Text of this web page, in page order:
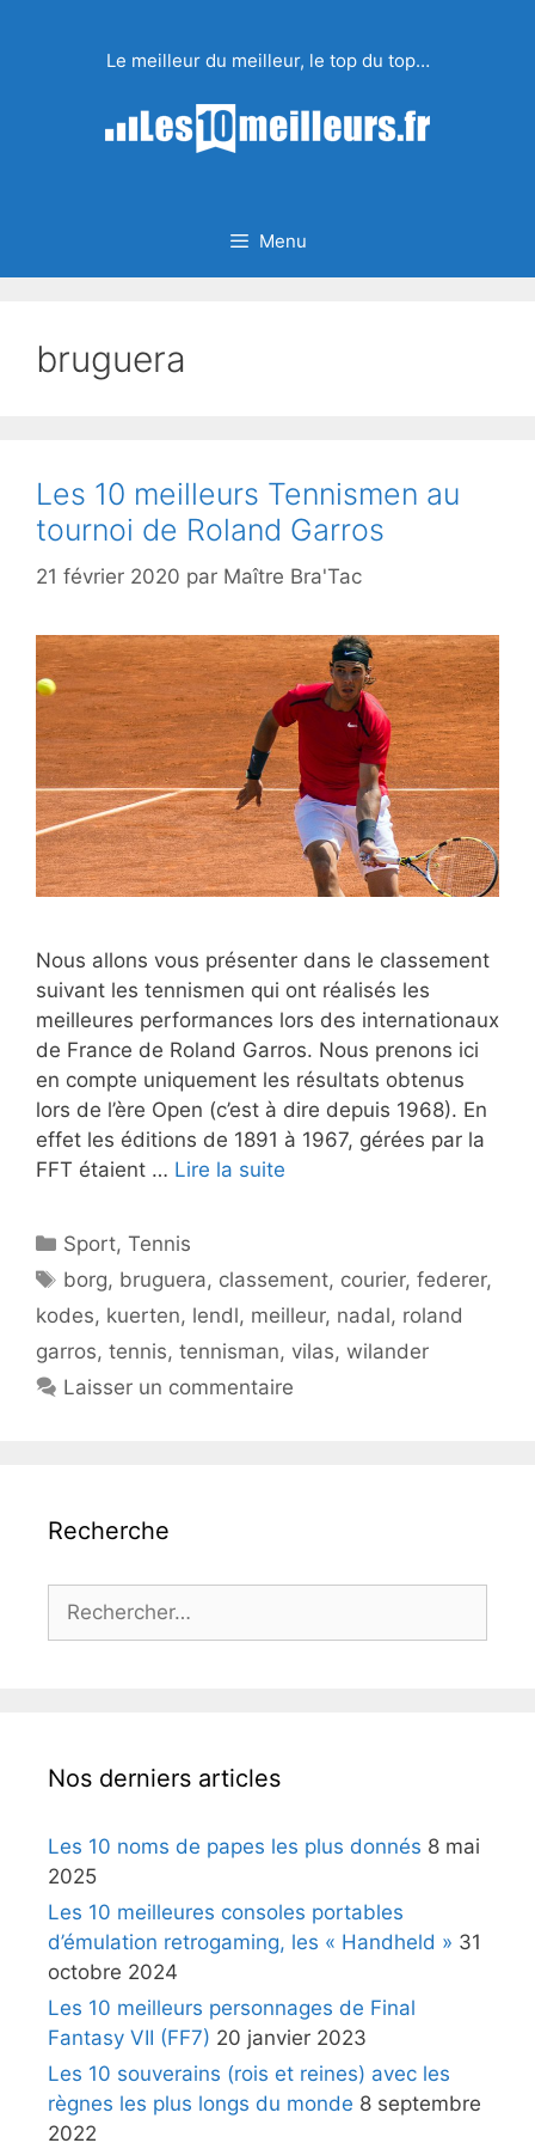
Le meilleur du meilleur, le top du top…
Menu
bruguera
Les 10 meilleurs Tennismen au
tournoi de Roland Garros
21 février 2020 par Maître Bra'Tac
Nous allons vous présenter dans le classement
suivant les tennismen qui ont réalisés les
meilleures performances lors des internationaux
de France de Roland Garros. Nous prenons ici
en compte uniquement les résultats obtenus
lors de l’ère Open (c’est à dire depuis 1968). En
effet les éditions de 1891 à 1967, gérées par la
FFT étaient … Lire la suite
Catégories
Sport,Tennis
Étiquettes
borg, bruguera, classement, courier,federer,
kodes, kuerten, lendl, meilleur, nadal, roland
garros, tennis, tennisman, vilas, wilander
Laisser un commentaire
Recherche
Nos derniers articles
Les 10 noms de papes les plus donnés 8 mai
2025
Les 10 meilleures consoles portables
d’émulation retrogaming, les « Handheld » 31
octobre 2024
Les 10 meilleurs personnages de Final
Fantasy VII (FF7) 20 janvier 2023
Les 10 souverains (rois et reines) avec les
règnes les plus longs du monde 8 septembre
2022